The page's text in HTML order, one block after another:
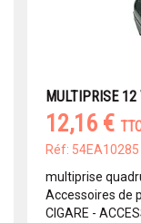
MULTIPRISE
12,16 €
Réf: 54EA10285
multiprise
Accessoires de
CIGARE -